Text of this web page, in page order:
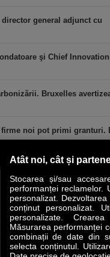
general adjunct cu
şi Chief
Bruxelles
noi pot primi granturi.
ANALIZE HI-TECH
Atât noi, cât și
Stocarea și/sau
performanței reclamelor.
personalizat.
conținut personalizat.
personalizate.
Măsurarea performanței
combinații de date din
selecta conținutul.